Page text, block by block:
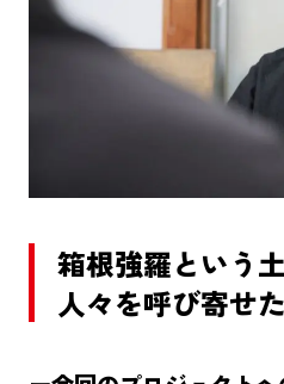
箱根強羅という
人々を呼び寄せ